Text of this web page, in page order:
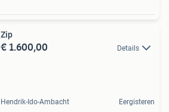
Zip
€ 1.600,00 Details
Hendrik-Ido-Ambacht Eergisteren